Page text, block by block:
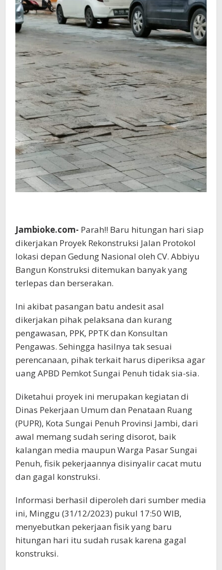
Jambioke.com- Parah!! Baru hitungan hari siap
dikerjakan Proyek Rekonstruksi Jalan Protokol
lokasi depan Gedung Nasional oleh CV. Abbiyu
Bangun Konstruksi ditemukan banyak yang
terlepas dan berserakan.
Ini akibat pasangan batu andesit asal
dikerjakan pihak pelaksana dan kurang
pengawasan, PPK, PPTK dan Konsultan
Pengawas. Sehingga hasilnya tak sesuai
perencanaan, pihak terkait harus diperiksa agar
uang APBD Pemkot Sungai Penuh tidak sia-sia.
Diketahui proyek ini merupakan kegiatan di
Dinas Pekerjaan Umum dan Penataan Ruang
(PUPR), Kota Sungai Penuh Provinsi Jambi, dari
awal memang sudah sering disorot, baik
kalangan media maupun Warga Pasar Sungai
Penuh, fisik pekerjaannya disinyalir cacat mutu
dan gagal konstruksi.
Informasi berhasil diperoleh dari sumber media
ini, Minggu (31/12/2023) pukul 17:50 WIB,
menyebutkan pekerjaan fisik yang baru
hitungan hari itu sudah rusak karena gagal
konstruksi.